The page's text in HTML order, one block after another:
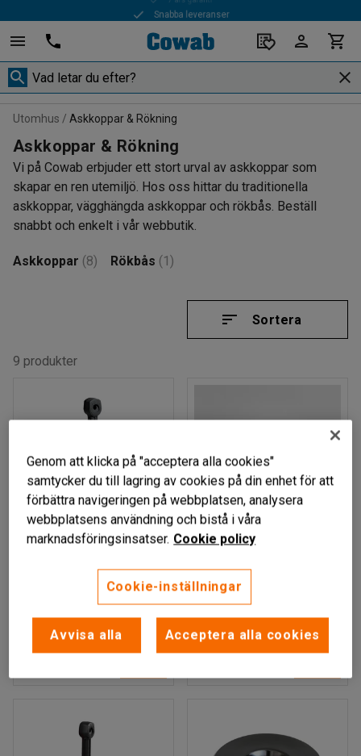
Snabba leveranser
Utomhus Askkoppar & Rökning
Askkoppar & Rökning
Vi på Cowab erbjuder ett stort urval av askkoppar som
skapar en ren utemiljö. Hos oss hittar du traditionella
askkoppar, vägghängda askkoppar och rökbås. Beställ
snabbt och enkelt i vår webbutik.
Askkoppar (8) Rökbås (1)
Sortera
9 produkter
Askkopp, fristående,
höjd: 980 mm, svart
1 405 kr
Askkopp, vägghängd,
höjd: 170 mm, svart
275 kr
Genom att klicka på "acceptera alla cookies"
samtycker du till lagring av cookies på din enhet för att
förbättra navigeringen på webbplatsen, analysera
webbplatsens användning och bistå i våra
marknadsföringsinsatser. Cookie policy
Cookie-inställningar
Avvisa alla Acceptera alla cookies